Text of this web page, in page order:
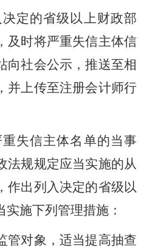
定的省级以上财政部
及时将严重失信主体信
向社会公示，推送至相
并上传至注册会计师行
失信主体名单的当事
法规规定应当实施的从
作出列入决定的省级以
施下列管理措施：
管对象，适当提高抽查